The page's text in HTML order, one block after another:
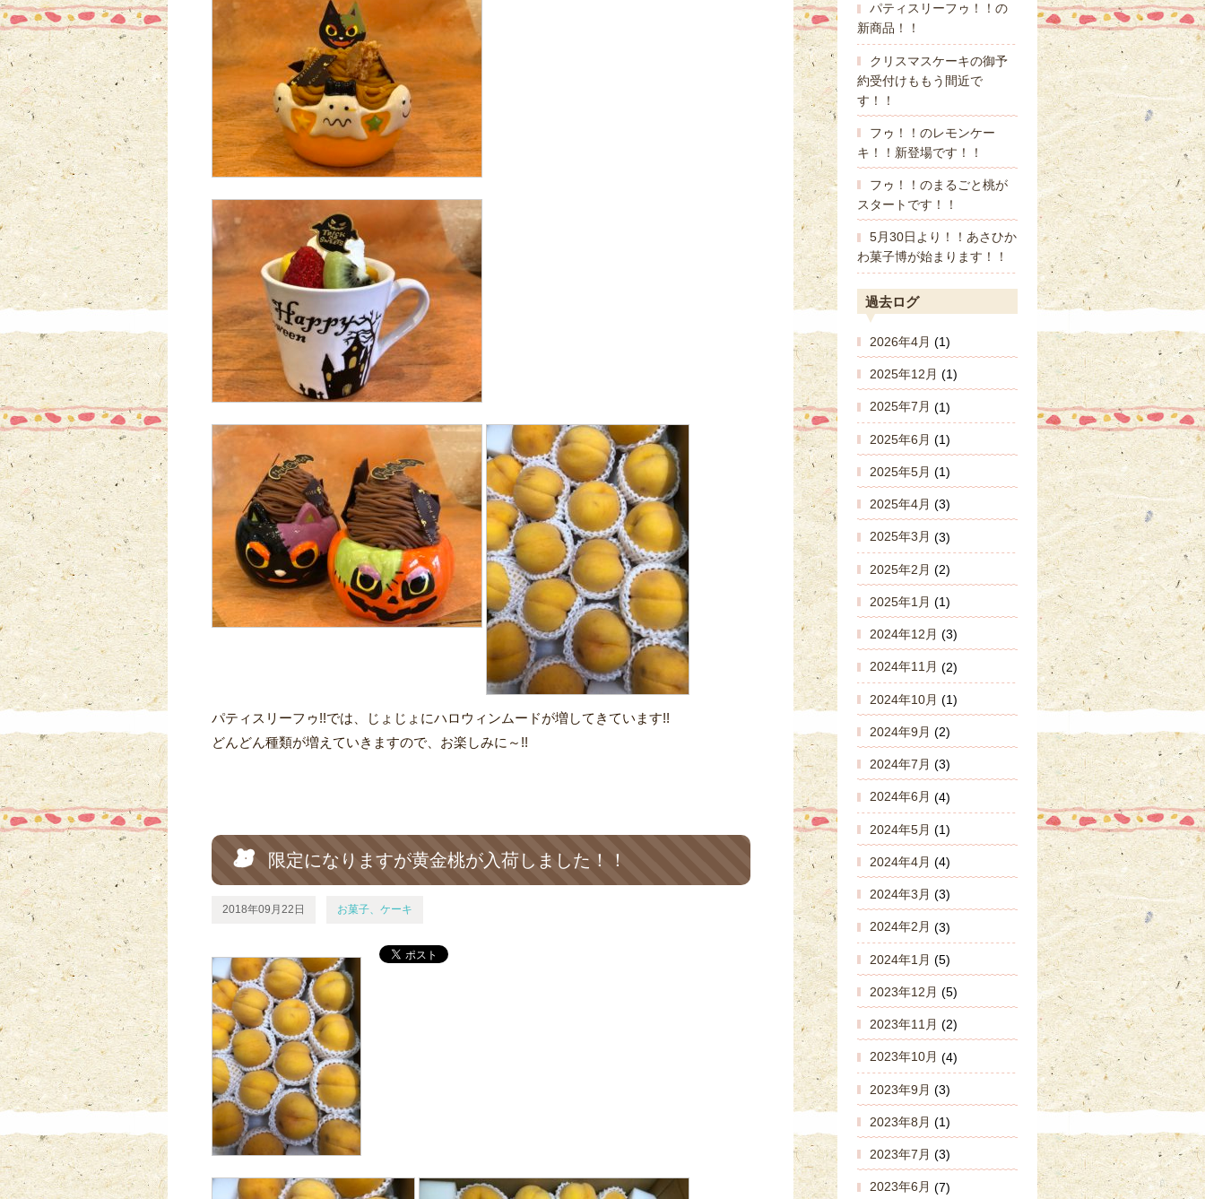
パティスリーフゥ!!では、じょじょにハロウィンムードが増してきています!!
どんどん種類が増えていきますので、お楽しみに～!!
限定になりますが黄金桃が入荷しました！！
2018年09月22日 お菓子、ケーキ
パティスリーフゥ！！の
新商品！！
クリスマスケーキの御予
約受付けももう間近で
す！！
フゥ！！のレモンケー
キ！！新登場です！！
フゥ！！のまるごと桃が
スタートです！！
5月30日より！！あさひか
わ菓子博が始まります！！
過去ログ
2026年4月 (1)
2025年12月 (1)
2025年7月 (1)
2025年6月 (1)
2025年5月 (1)
2025年4月 (3)
2025年3月 (3)
2025年2月 (2)
2025年1月 (1)
2024年12月 (3)
2024年11月 (2)
2024年10月 (1)
2024年9月 (2)
2024年7月 (3)
2024年6月 (4)
2024年5月 (1)
2024年4月 (4)
2024年3月 (3)
2024年2月 (3)
2024年1月 (5)
2023年12月 (5)
2023年11月 (2)
2023年10月 (4)
2023年9月 (3)
2023年8月 (1)
2023年7月 (3)
2023年6月 (7)